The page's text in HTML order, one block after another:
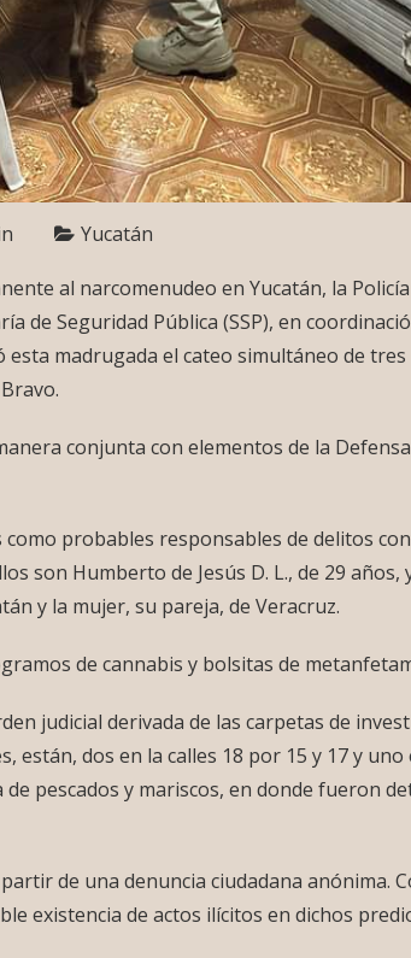
Yucatán
al narcomenudeo en Yucatán, la
de Seguridad Pública (SSP), en
esta madrugada el cateo simultáneo de
conjunta con elementos de la
probables responsables de delitos
son Humberto de Jesús D. L., de 29 años,
y la mujer, su pareja, de Veracruz.
de cannabis y bolsitas de
judicial derivada de las carpetas de
están, dos en la calles 18 por 15 y 17 y uno
pescados y mariscos, en donde fueron
de una denuncia ciudadana anónima.
existencia de actos ilícitos en dichos